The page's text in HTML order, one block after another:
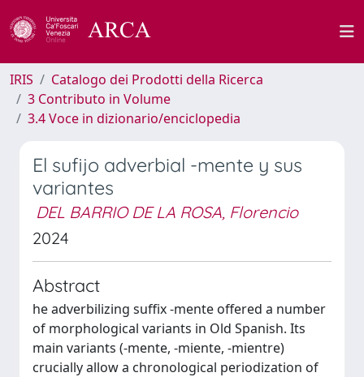
IRIS
Catalogo dei Prodotti della Ricerca
3 Contributo in Volume
3.4 Voce in dizionario/enciclopedia
El sufijo adverbial -mente y sus
variantes
DEL BARRIO DE LA ROSA, Florencio
2024
Abstract
he adverbilizing suffix -mente offered a number
of morphological variants in Old Spanish. Its
main variants (-mente, -miente, -mientre)
crucially allow a chronological periodization of